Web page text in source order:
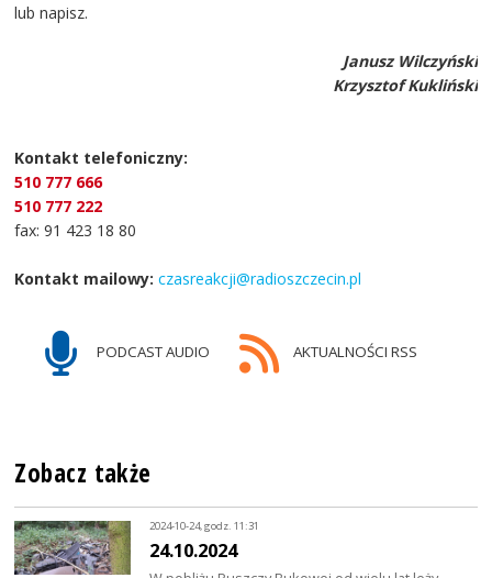
lub napisz.
Janusz Wilczyński
Krzysztof Kukliński
Kontakt telefoniczny:
510 777 666
510 777 222
fax: 91 423 18 80
Kontakt mailowy: czasreakcji@radioszczecin.pl
PODCAST AUDIO AKTUALNOŚCI RSS
Zobacz także
2024-10-24, godz. 11:31
24.10.2024